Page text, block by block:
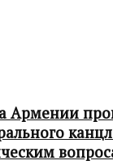
Армении